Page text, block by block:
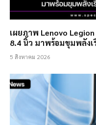
เผยภาพ Lenovo
8.4 นิ้ว มาพร้อมขุมพลังเ
5 สิงหาคม 2026